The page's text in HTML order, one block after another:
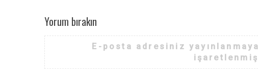
Yorum bırakın
E-posta adresiniz